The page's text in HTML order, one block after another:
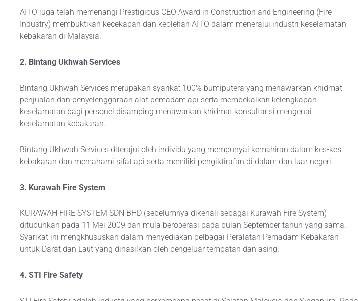
AITO juga telah memenangi Prestigious CEO Award in Construction and Engineering (Fire
Industry) membuktikan kecekapan dan keolehan AITO dalam menerajui industri keselamatan
kebakaran di Malaysia.
2. Bintang Ukhwah Services
Bintang Ukhwah Services merupakan syarikat 100% bumiputera yang menawarkan khidmat
penjualan dan penyelenggaraan alat pemadam api serta membekalkan kelengkapan
keselamatan bagi personel disamping menawarkan khidmat konsultansi mengenai
keselamatan kebakaran.
Bintang Ukhwah Services diterajui oleh individu yang mempunyai kemahiran dalam kes-kes
kebakaran dan memahami sifat api serta memiliki pengiktirafan di dalam dan luar negeri.
3. Kurawah Fire System
KURAWAH FIRE SYSTEM SDN BHD (sebelumnya dikenali sebagai Kurawah Fire System)
ditubuhkan pada 11 Mei 2009 dan mula beroperasi pada bulan September tahun yang sama.
Syarikat ini mengkhususkan dalam menyediakan pelbagai Peralatan Pemadam Kebakaran
untuk Darat dan Laut yang dihasilkan oleh pengeluar tempatan dan asing.
4. STI Fire Safety